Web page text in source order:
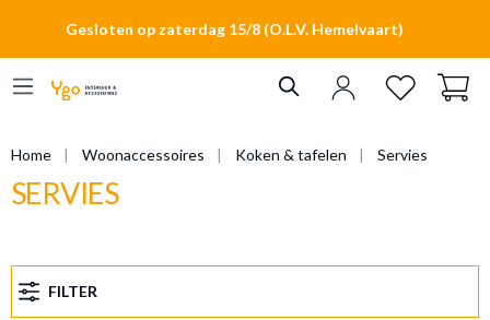
Gesloten op zaterdag 15/8 (O.L.V. Hemelvaart)
Home Woonaccessoires Koken & tafelen Servies
SERVIES
FILTER